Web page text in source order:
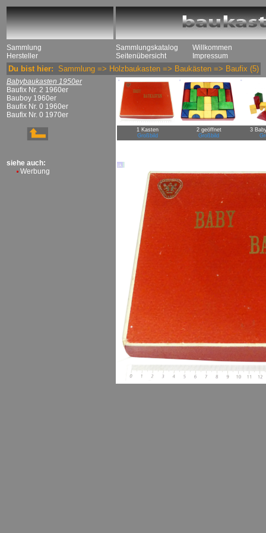
Sammlung
Hersteller
Sammlungskatalog
Seitenübersicht
Willkommen
Impressum
Du bist hier: Sammlung => Holzbaukasten => Baukästen => Baufix (5)
Babybaukasten 1950er
Baufix Nr. 2 1960er
Bauboy 1960er
Baufix Nr. 0 1960er
Baufix Nr. 0 1970er
siehe auch:
Werbung
1 Kasten
Großbild
2 geöffnet
Großbild
3